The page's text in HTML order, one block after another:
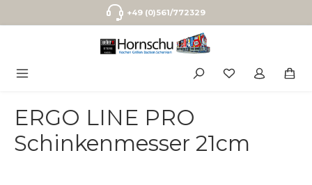
Zum Hauptinhalt springen+49 (0)561/772329
ERGO LINE PRO
Schinkenmesser 21cm